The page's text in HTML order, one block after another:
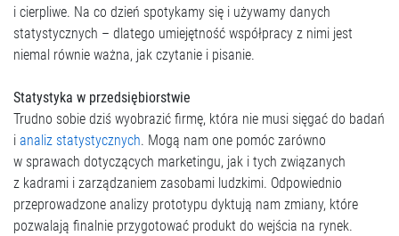
i cierpliwe. Na co dzień spotykamy się i używamy danych
statystycznych – dlatego umiejętność współpracy z nimi jest
niemal równie ważna, jak czytanie i pisanie.
Statystyka w przedsiębiorstwie
Trudno sobie dziś wyobrazić firmę, która nie musi sięgać do badań
i analiz statystycznych. Mogą nam one pomóc zarówno
w sprawach dotyczących marketingu, jak i tych związanych
z kadrami i zarządzaniem zasobami ludzkimi. Odpowiednio
przeprowadzone analizy prototypu dyktują nam zmiany, które
pozwalają finalnie przygotować produkt do wejścia na rynek.